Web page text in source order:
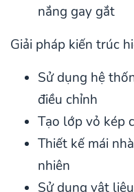
nắng gay gắt
Giải pháp kiến trúc
Sử dụng hệ
điều chỉnh
Tạo lớp vỏ kép
Thiết kế mái
nhiên
Sử dụng vật